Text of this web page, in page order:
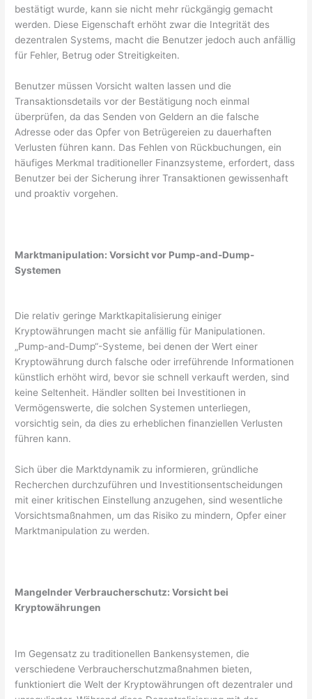
bestätigt wurde, kann sie nicht mehr rückgängig gemacht
werden. Diese Eigenschaft erhöht zwar die Integrität des
dezentralen Systems, macht die Benutzer jedoch auch anfällig
für Fehler, Betrug oder Streitigkeiten.
Benutzer müssen Vorsicht walten lassen und die
Transaktionsdetails vor der Bestätigung noch einmal
überprüfen, da das Senden von Geldern an die falsche
Adresse oder das Opfer von Betrügereien zu dauerhaften
Verlusten führen kann. Das Fehlen von Rückbuchungen, ein
häufiges Merkmal traditioneller Finanzsysteme, erfordert, dass
Benutzer bei der Sicherung ihrer Transaktionen gewissenhaft
und proaktiv vorgehen.
Marktmanipulation: Vorsicht vor Pump-and-Dump-
Systemen
Die relativ geringe Marktkapitalisierung einiger
Kryptowährungen macht sie anfällig für Manipulationen.
„Pump-and-Dump“-Systeme, bei denen der Wert einer
Kryptowährung durch falsche oder irreführende Informationen
künstlich erhöht wird, bevor sie schnell verkauft werden, sind
keine Seltenheit. Händler sollten bei Investitionen in
Vermögenswerte, die solchen Systemen unterliegen,
vorsichtig sein, da dies zu erheblichen finanziellen Verlusten
führen kann.
Sich über die Marktdynamik zu informieren, gründliche
Recherchen durchzuführen und Investitionsentscheidungen
mit einer kritischen Einstellung anzugehen, sind wesentliche
Vorsichtsmaßnahmen, um das Risiko zu mindern, Opfer einer
Marktmanipulation zu werden.
Mangelnder Verbraucherschutz: Vorsicht bei
Kryptowährungen
Im Gegensatz zu traditionellen Bankensystemen, die
verschiedene Verbraucherschutzmaßnahmen bieten,
funktioniert die Welt der Kryptowährungen oft dezentraler und